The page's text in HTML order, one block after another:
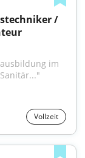
/
im
Vollzeit